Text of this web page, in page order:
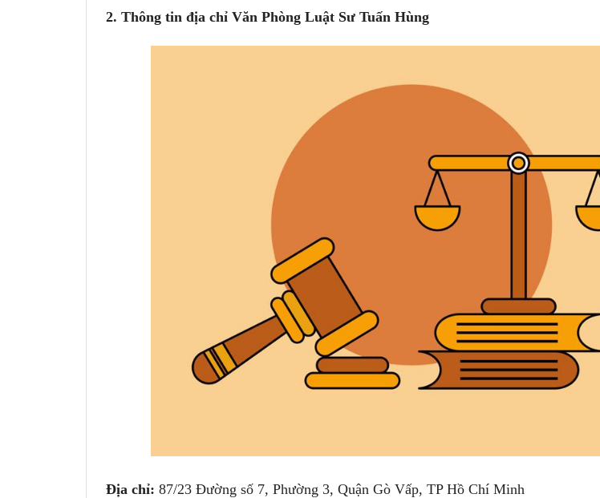
2. Thông tin địa chỉ Văn Phòng Luật Sư Tuấn Hùng
Địa chỉ: 87/23 Đường số 7, Phường 3, Quận Gò Vấp, TP Hồ Chí Minh